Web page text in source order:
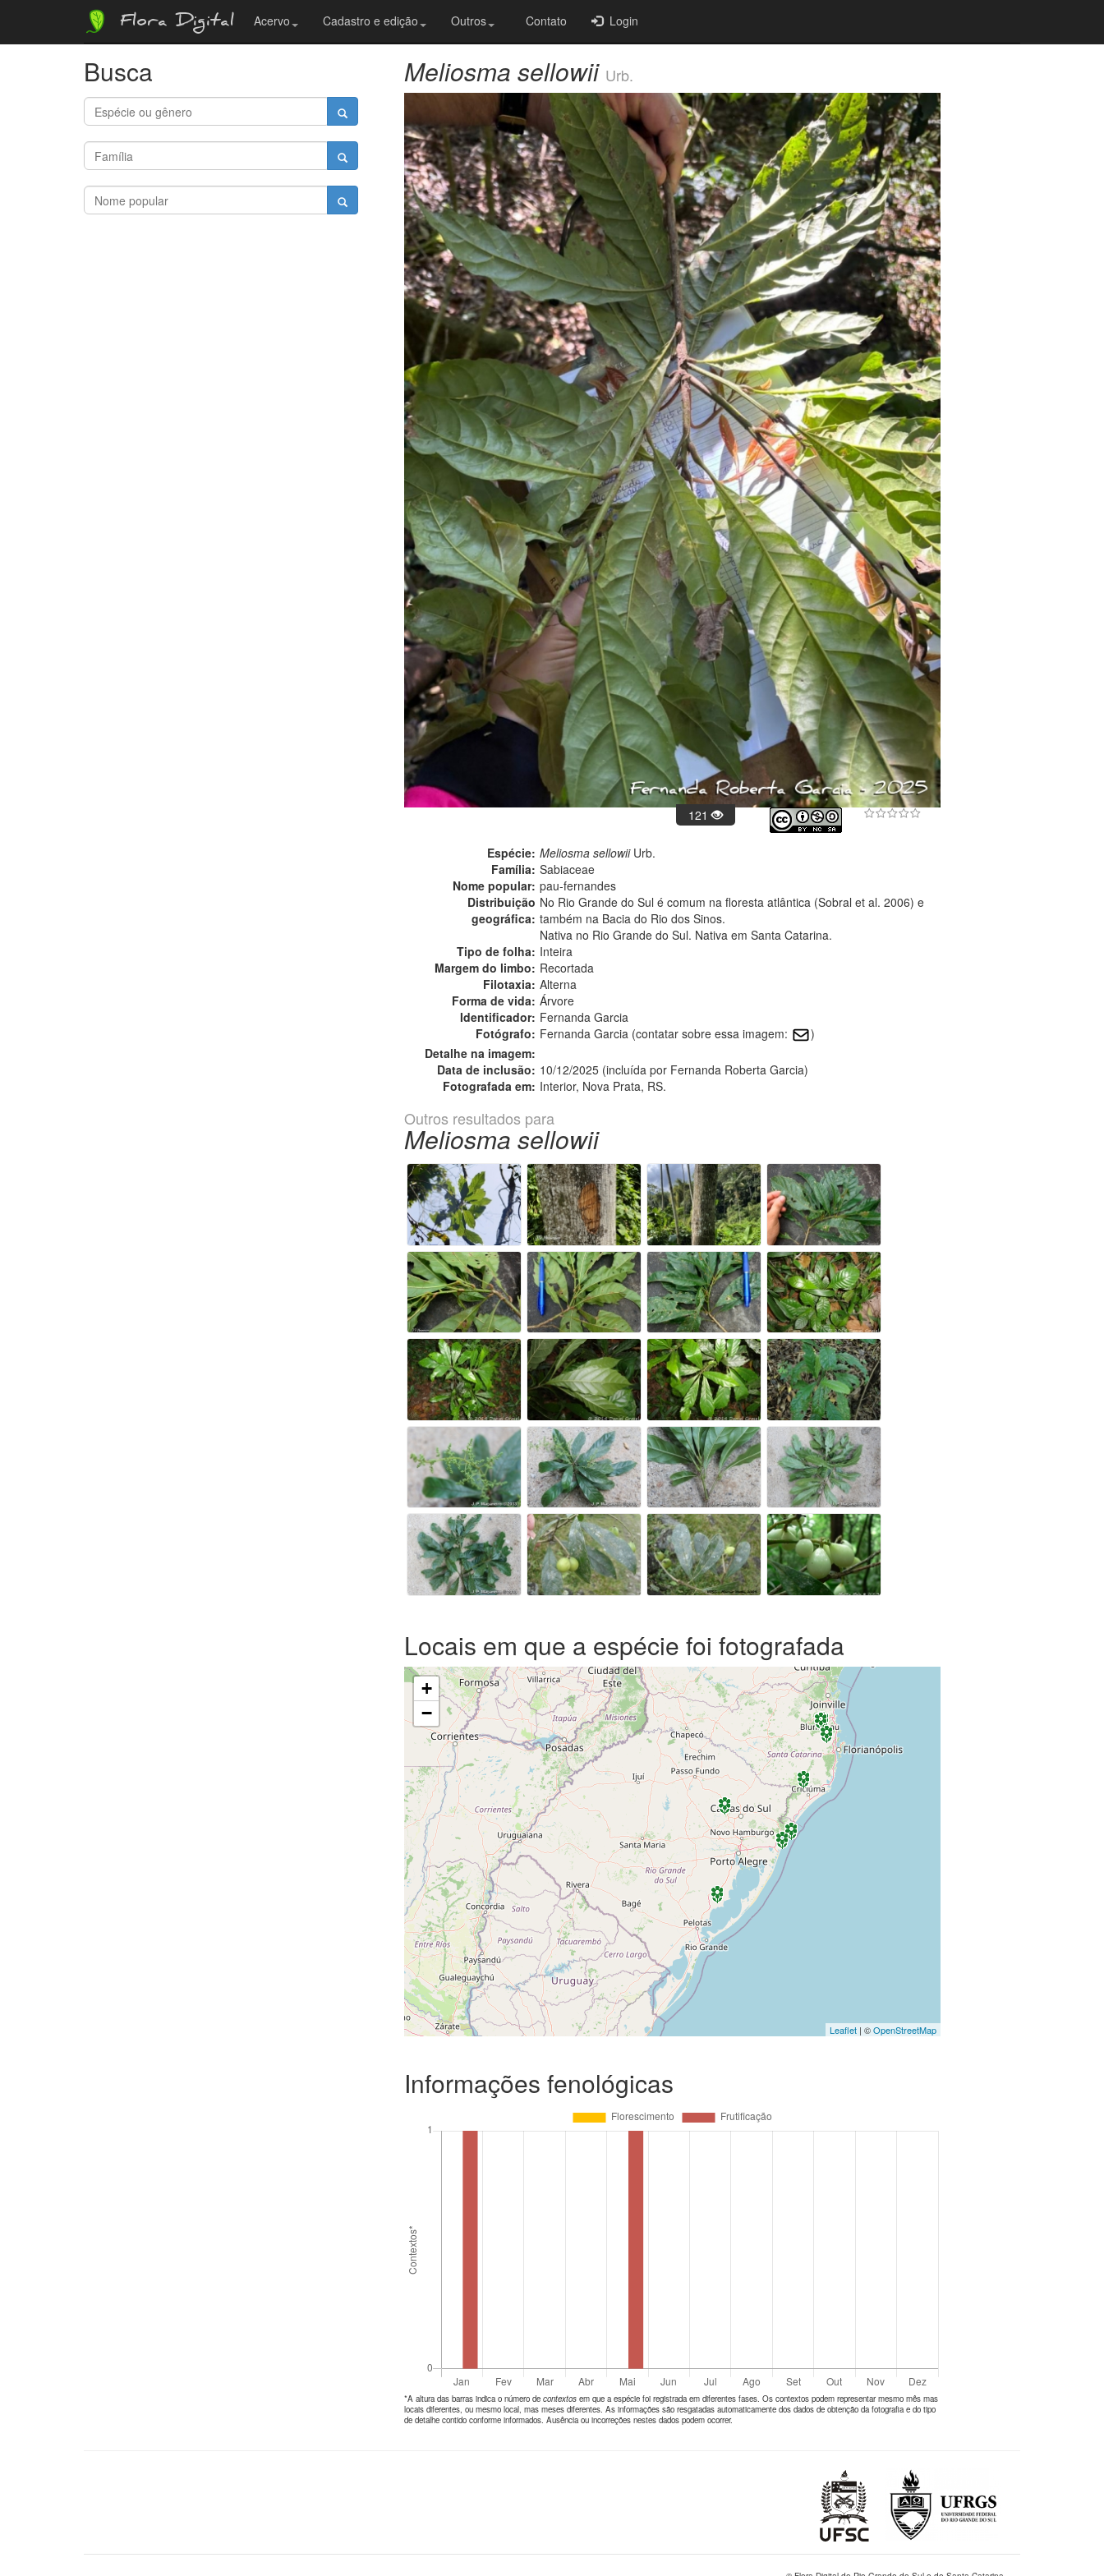
Flora Digital Acervo Cadastro e edição Outros Contato Login
Busca Meliosma sellowii Urb.
121
Espécie: Meliosma sellowiiUrb.
Família: Sabiaceae
Nome popular: pau-fernandes
Distribuição
geográfica:
No Rio Grande do Sul é comum na floresta atlântica (Sobral et al. 2006) e
também na Bacia do Rio dos Sinos.
Nativa no Rio Grande do Sul. Nativa em Santa Catarina.
Tipo de folha: Inteira
Margem do limbo: Recortada
Filotaxia: Alterna
Forma de vida: Árvore
Identificador: Fernanda Garcia
Fotógrafo: Fernanda Garcia (contatar sobre essa imagem:
)
Detalhe na imagem:
Data de inclusão: 10/12/2025 (incluída por Fernanda Roberta Garcia)
Fotografada em: Interior, Nova Prata, RS.
Outros resultados para
Meliosma sellowii
Locais em que a espécie foi fotografada
+
−
Leaflet| ©OpenStreetMap
Informações fenológicas
*A altura das barras indica o número de contextos em que a espécie foi registrada em diferentes fases. Os contextos podem representar mesmo mês mas
locais diferentes, ou mesmo local, mas meses diferentes. As informações são resgatadas automaticamente dos dados de obtenção da fotografia e do tipo
de detalhe contido conforme informados. Ausência ou incorreções nestes dados podem ocorrer.